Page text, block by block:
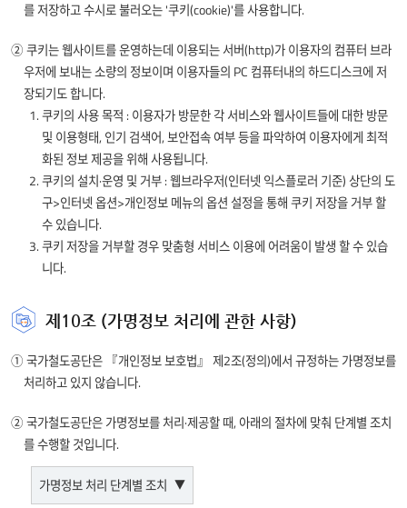
를 저장하고 수시로 불러오는 '쿠키(cookie)'를 사용합니다.
② 쿠키는 웹사이트를 운영하는데 이용되는 서버(http)가 이용자의 컴퓨터 브라
우저에 보내는 소량의 정보이며 이용자들의 PC 컴퓨터내의 하드디스크에 저
장되기도 합니다.
1. 쿠키의 사용 목적 : 이용자가 방문한 각 서비스와 웹사이트들에 대한 방문
및 이용형태, 인기 검색어, 보안접속 여부 등을 파악하여 이용자에게 최적
화된 정보 제공을 위해 사용됩니다.
2. 쿠키의 설치·운영 및 거부 : 웹브라우저(인터넷 익스플로러 기준) 상단의 도
구>인터넷 옵션>개인정보 메뉴의 옵션 설정을 통해 쿠키 저장을 거부 할
수 있습니다.
3. 쿠키 저장을 거부할 경우 맞춤형 서비스 이용에 어려움이 발생 할 수 있습
니다.
제10조 (가명정보 처리에 관한 사항)
① 국가철도공단은 『개인정보 보호법』 제2조(정의)에서 규정하는 가명정보를
처리하고 있지 않습니다.
② 국가철도공단은 가명정보를 처리·제공할 때, 아래의 절차에 맞춰 단계별 조치
를 수행할 것입니다.
가명정보 처리 단계별 조치